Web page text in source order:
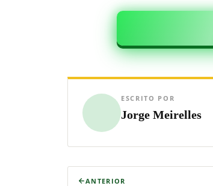
ESCRITO POR
Jorge Meirelles
ANTERIOR